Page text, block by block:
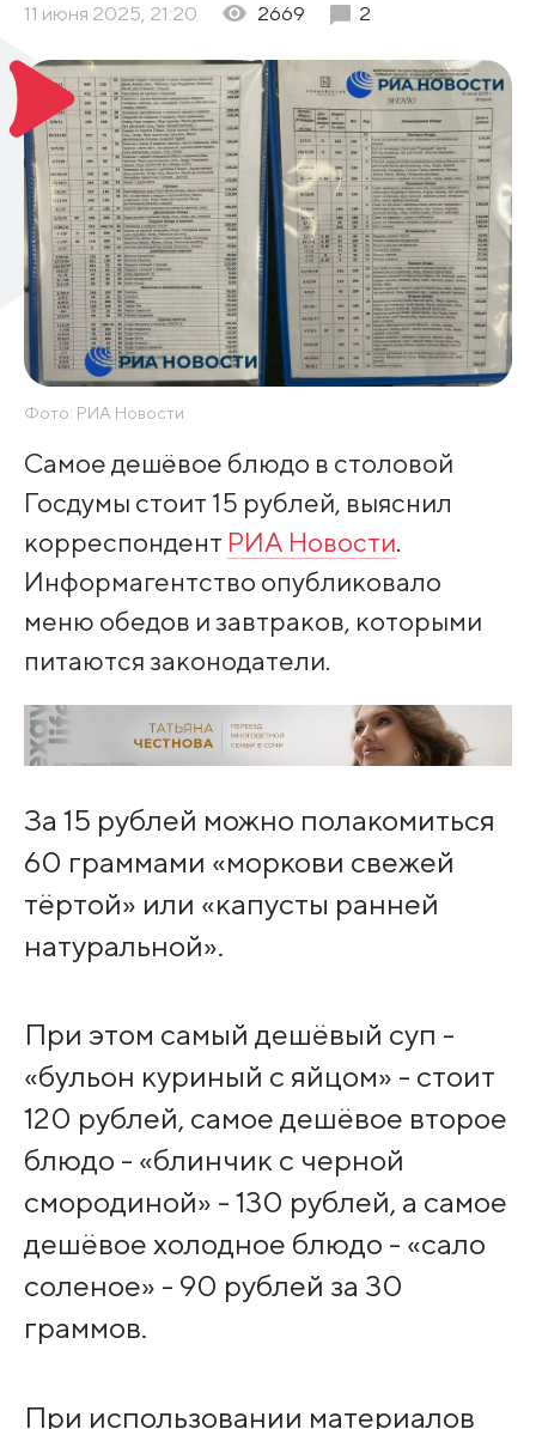
11 июня 2025, 21:20 2669 2
Фото: РИА Новости
Самое дешёвое блюдо в столовой
Госдумы стоит 15 рублей, выяснил
корреспондент РИА Новости.
Информагентство опубликовало
меню обедов и завтраков, которыми
питаются законодатели.
За 15 рублей можно полакомиться
60 граммами «моркови свежей
тёртой» или «капусты ранней
натуральной».
При этом самый дешёвый суп -
«бульон куриный с яйцом» - стоит
120 рублей, самое дешёвое второе
блюдо - «блинчик с черной
смородиной» - 130 рублей, а самое
дешёвое холодное блюдо - «сало
соленое» - 90 рублей за 30
граммов.
При использовании материалов